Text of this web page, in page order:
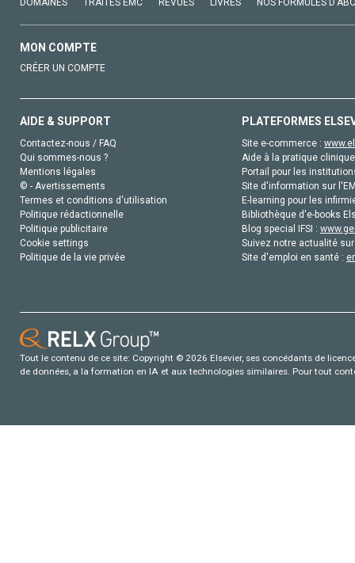
MON COMPTE
CRÉER UN COMPTE
AIDE & SUPPORT
Contactez-nous / FAQ
Qui sommes-nous ?
Mentions légales
© - Avertissements
Termes et conditions d'utilisation
Politique rédactionnelle
Politique publicitaire
Cookie settings
Politique de la vie privée
PLATEFORMES
Site e-commerce :
Aide à la pratique
Portail pour les
Site d'information sur
E-learning pour les
Bibliothèque d'e-books
Blog special IFSI :
Suivez notre actualité
Site d'emploi en santé :
Tout le contenu de ce site: Copyright © 2026 Elsevier, ses concédants de
de données, a la formation en IA et aux technologies similaires. Pour tout